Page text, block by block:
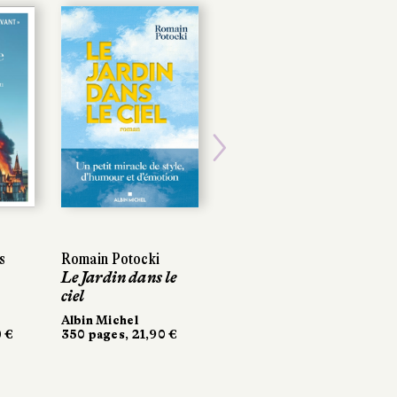
€
Romain Potocki
Le Jardin dans le
ciel
Albin Michel
350 pages, 21,90 €
€
Romain Potocki
Le Jardin dans le
ciel
Albin Michel
350 pages, 21,90 €